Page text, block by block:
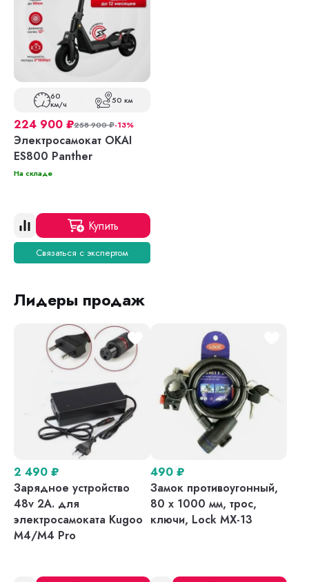
60
км/ч 50 км
224 900 ₽258 900₽-13%
Электросамокат OKAI
ES800 Panther
На складе
Купить
Связаться с экспертом
Лидеры продаж
2 490 ₽
Зарядное устройство
48v 2A. для
электросамоката Kugoo
M4/M4 Pro
490 ₽
Замок противоугонный,
80 х 1000 мм, трос,
ключи, Lock MX-13